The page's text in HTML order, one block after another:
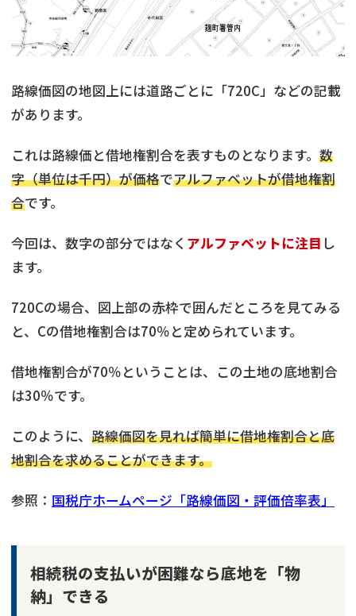
路線価図の地図上には道路ごとに「720C」などの記載
があります。
これは路線価と借地権割合を表すものとなります。 数
字（単位は千円）が価格でアルファベットが借地権割
合です。
今回は、数字の部分ではなく アルファベットに注目 し
ます。
720Cの場合、図上部の赤枠で囲んだところを見てみる
と、Cの借地権割合は70％と定められています。
借地権割合が70％ということは、この土地の底地割合
は30％です。
このように、 路線価図を見れば簡単に借地権割合と底
地割合を求めることができます。
参照： 国税庁ホームページ「路線価図・評価倍率表」
相続税の支払いが困難なら底地を「物
納」できる